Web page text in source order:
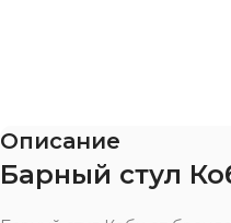
Описание
Барный стул